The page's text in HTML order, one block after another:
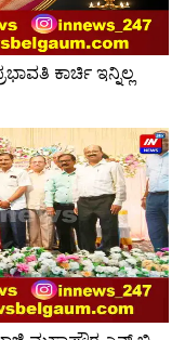
ಕಾರ್ಚಿ ಇನ್ನಿಲ್ಲ